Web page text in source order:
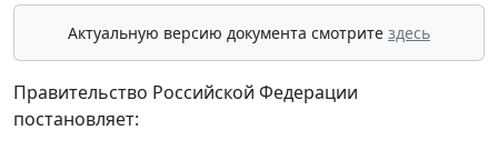
Актуальную версию документа смотрите здесь
Правительство Российской Федерации
постановляет: